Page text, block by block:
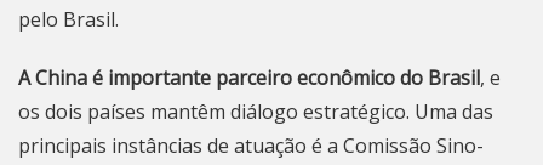
pelo Brasil.
A China é importante parceiro econômico do Brasil, e
os dois países mantêm diálogo estratégico. Uma das
principais instâncias de atuação é a Comissão Sino-